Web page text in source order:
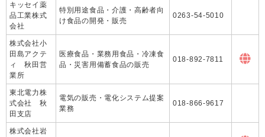
キッセイ薬
品工業株式
会社
特別用途食品・介護・高齢者向
け食品の開発・販売
0263-54-5010
株式会社小
田島アクテ
ィ 秋田営
業所
医療食品・業務用食品・冷凍食
品・災害用備蓄食品の販売
018-892-7811
東北電力株
式会社 秋
田支店
電気の販売・電化システム提案
業務
018-866-9617
株式会社岩